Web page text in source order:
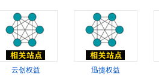
云创权益 迅捷权益